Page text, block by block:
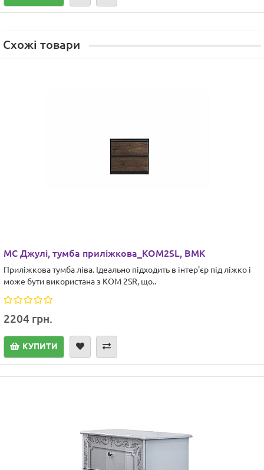
Схожі товари
МС Джулі, тумба приліжкова_KOM2SL, ВМК
Приліжкова тумба ліва. Ідеально підходить в інтер'єр під ліжко і
може бути використана з KOM 2SR, що..
2204 грн.
КУПИТИ